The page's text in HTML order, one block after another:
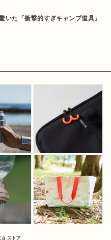
た「衝撃的すぎキャンプ道具」